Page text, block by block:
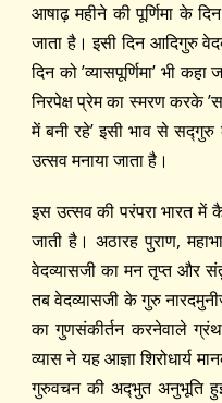
आषाढ़ महीने की पूर्णिमा के
जाता है। इसी दिन आदिगुरु
दिन को ’व्यासपूर्णिमा’ भी
निरपेक्ष प्रेम का स्मरण करके
में बनी रहे’ इसी भाव से
उत्सव मनाया जाता है।
इस उत्सव की परंपरा भारत
जाती है। अठारह पुराण,
वेदव्यासजी का मन तृप्त और
तब वेदव्यासजी के गुरु
का गुणसंकीर्तन करनेवाले
व्यास ने यह आज्ञा शिरोधार्य
गुरुवचन की अद्‍भुत अनुभूति